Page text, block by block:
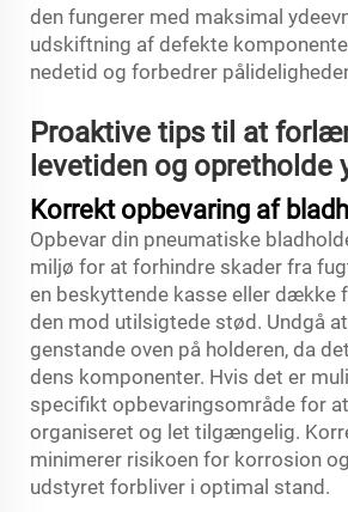
den fungerer med maksimal
udskiftning af defekte
nedetid og forbedrer
Proaktive tips til at
levetiden og opretholde
Korrekt opbevaring af
Opbevar din pneumatiske
miljø for at forhindre skader fra
en beskyttende kasse eller dække
den mod utilsigtede stød. Undgå
genstande oven på holderen, da
dens komponenter. Hvis det er
specifikt opbevaringsområde for
organiseret og let tilgængelig.
minimerer risikoen for korrosion
udstyret forbliver i optimal stand.